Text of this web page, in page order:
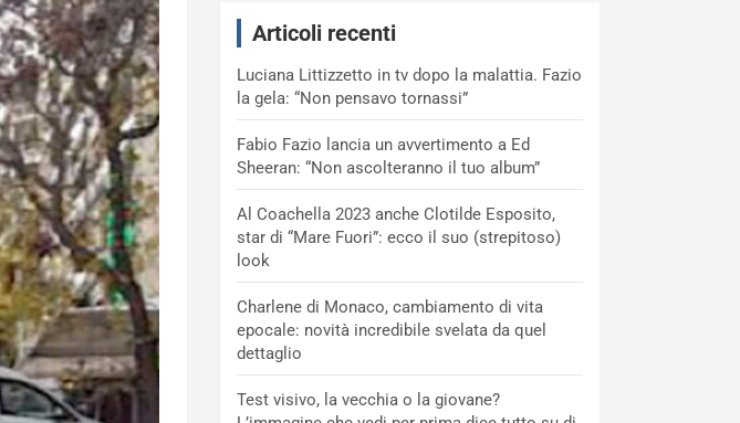
Articoli recenti
Luciana Littizzetto in tv dopo la malattia. Fazio
la gela: “Non pensavo tornassi”
Fabio Fazio lancia un avvertimento a Ed
Sheeran: “Non ascolteranno il tuo album”
Al Coachella 2023 anche Clotilde Esposito,
star di “Mare Fuori”: ecco il suo (strepitoso)
look
Charlene di Monaco, cambiamento di vita
epocale: novità incredibile svelata da quel
dettaglio
Test visivo, la vecchia o la giovane?